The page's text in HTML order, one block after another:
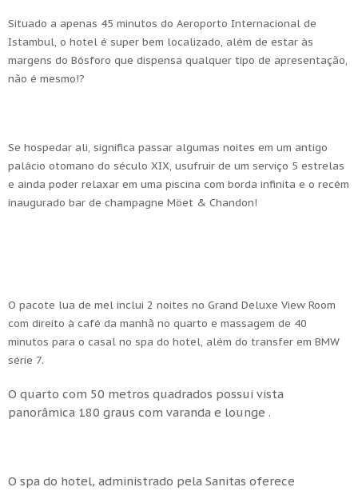
Situado a apenas 45 minutos do Aeroporto Internacional de
Istambul, o hotel é super bem localizado, além de estar às
margens do Bósforo que dispensa qualquer tipo de apresentação,
não é mesmo!?
Se hospedar ali, significa passar algumas noites em um antigo
palácio otomano do século XIX, usufruir de um serviço 5 estrelas
e ainda poder relaxar em uma piscina com borda infinita e o recém
inaugurado bar de champagne Möet & Chandon!
O pacote lua de mel inclui 2 noites no Grand Deluxe View Room
com direito à café da manhã no quarto e massagem de 40
minutos para o casal no spa do hotel, além do transfer em BMW
série 7.
O quarto com 50 metros quadrados possui vista
panorâmica 180 graus com varanda e lounge .
O spa do hotel, administrado pela Sanitas oferece